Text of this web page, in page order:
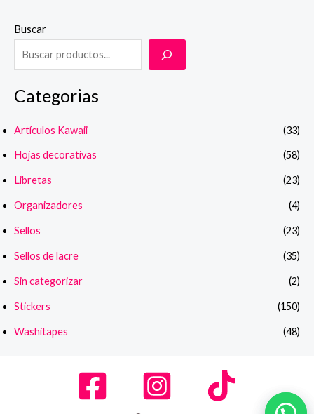
Buscar
Categorias
Artículos Kawaii (33)
Hojas decorativas (58)
Libretas (23)
Organizadores (4)
Sellos (23)
Sellos de lacre (35)
Sin categorizar (2)
Stickers (150)
Washitapes (48)